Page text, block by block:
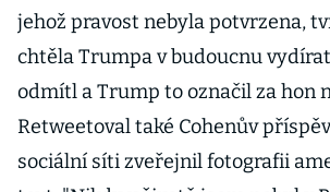
jehož pravost nebyla potvrzena,
chtěla Trumpa v budoucnu
odmítl a Trump to označil za hon
Retweetoval také Cohenův
sociální síti zveřejnil fotografii